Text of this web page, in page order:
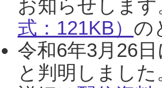
お知らせします
式：121KB） の
令和6年3月26
と判明しまし